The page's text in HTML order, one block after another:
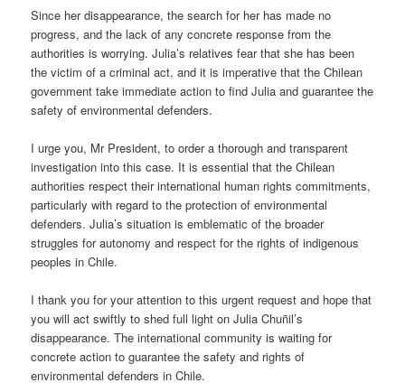
Since her disappearance, the search for her has made no
progress, and the lack of any concrete response from the
authorities is worrying. Julia’s relatives fear that she has been
the victim of a criminal act, and it is imperative that the Chilean
government take immediate action to find Julia and guarantee the
safety of environmental defenders.
I urge you, Mr President, to order a thorough and transparent
investigation into this case. It is essential that the Chilean
authorities respect their international human rights commitments,
particularly with regard to the protection of environmental
defenders. Julia’s situation is emblematic of the broader
struggles for autonomy and respect for the rights of indigenous
peoples in Chile.
I thank you for your attention to this urgent request and hope that
you will act swiftly to shed full light on Julia Chuñil’s
disappearance. The international community is waiting for
concrete action to guarantee the safety and rights of
environmental defenders in Chile.